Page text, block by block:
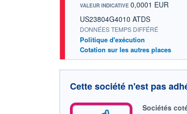
VALEUR INDICATIVE 0,0001 EUR
US23804G4010 ATDS
DONNÉES TEMPS DIFFÉRÉ
Politique d'exécution
Cotation sur les autres places
Cette société n'est pas
Sociétés